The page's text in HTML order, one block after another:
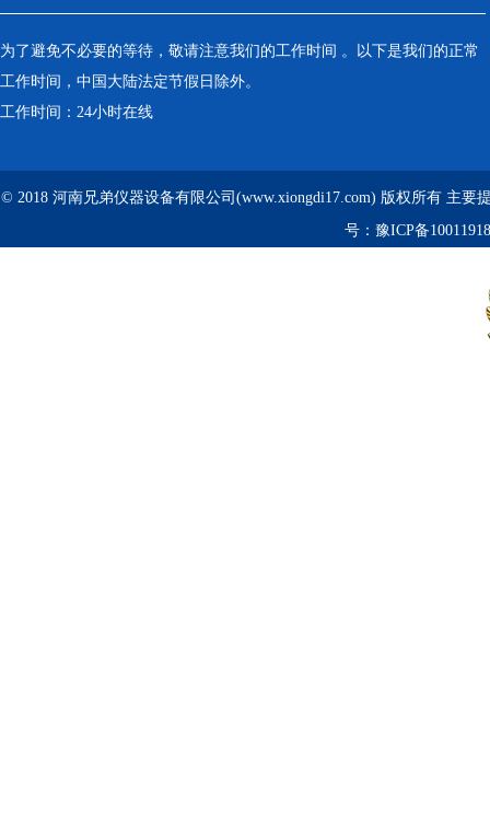
为了避免不必要的等待，敬请注意我们的工作时间 。以下是我们的正常
工作时间，中国大陆法定节假日除外。
工作时间：24小时在线
© 2018 河南兄弟仪器设备有限公司(www.xiongdi17.com) 版权所有 主要
号： 豫ICP备